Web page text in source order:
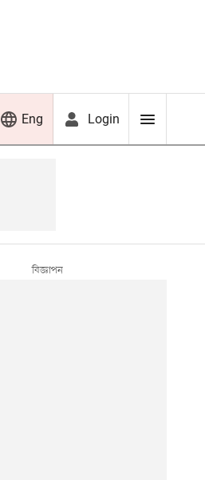
Eng Login